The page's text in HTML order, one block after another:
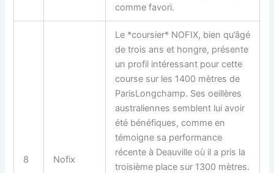
comme favori.
8 Nofix
Le *coursier* NOFIX, bien qu’âgé
de trois ans et hongre, présente
un profil intéressant pour cette
course sur les 1400 mètres de
ParisLongchamp. Ses oeillères
australiennes semblent lui avoir
été bénéfiques, comme en
témoigne sa performance
récente à Deauville où il a pris la
troisième place sur 1300 mètres.